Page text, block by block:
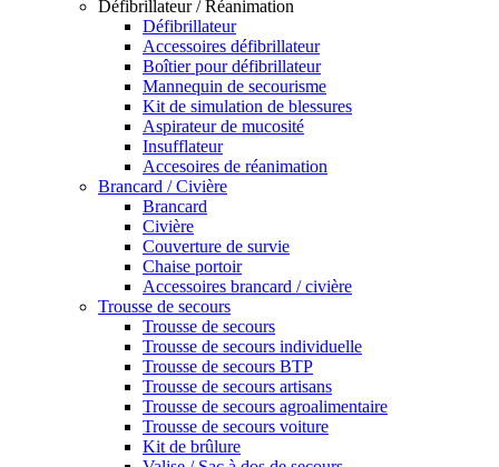
Défibrillateur / Réanimation
Défibrillateur
Accessoires défibrillateur
Boîtier pour défibrillateur
Mannequin de secourisme
Kit de simulation de blessures
Aspirateur de mucosité
Insufflateur
Accesoires de réanimation
Brancard / Civière
Brancard
Civière
Couverture de survie
Chaise portoir
Accessoires brancard / civière
Trousse de secours
Trousse de secours
Trousse de secours individuelle
Trousse de secours BTP
Trousse de secours artisans
Trousse de secours agroalimentaire
Trousse de secours voiture
Kit de brûlure